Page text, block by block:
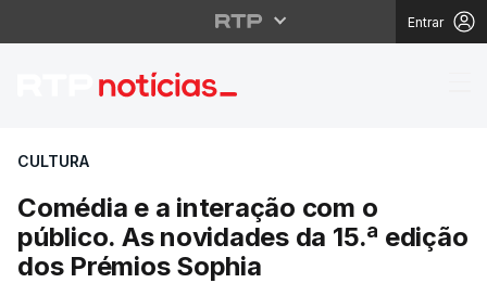
Entrar
Comédia e a
CULTURA
Comédia e a interação com o
público. As novidades da 15.ª edição
dos Prémios Sophia